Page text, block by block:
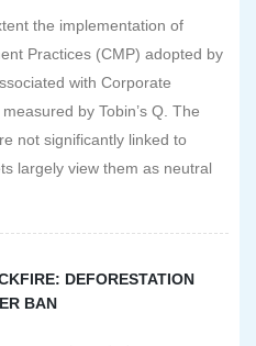
the implementation of
Practices (CMP) adopted by
with Corporate
by Tobin’s Q. The
not significantly linked to
largely view them as neutral
DEFORESTATION
BAN